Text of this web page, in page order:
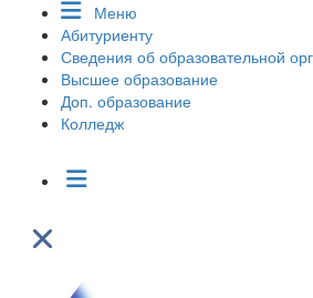
Меню
Абитуриенту
Сведения об образовательной
Высшее образование
Доп. образование
Колледж